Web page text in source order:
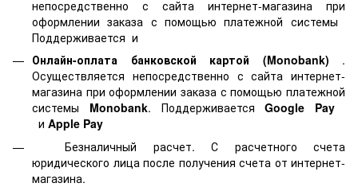
непосредственно с сайта интернет-магазина при
оформлении заказа с помощью платежной системы
Поддерживается и
Онлайн-оплата банковской картой
(Monobank) .
Осуществляется непосредственно с сайта интернет-
магазина при оформлении заказа с помощью платежной
системы Monobank. ПоддерживаетсяGoogle Pay
и Apple Pay
Безналичный расчет. С расчетного счета
юридического лица после получения счета от интернет-
магазина.